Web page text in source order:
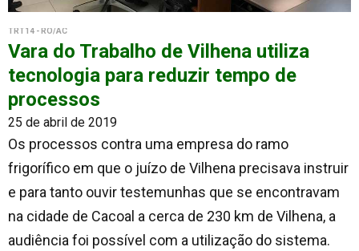
TRT14 - RO/AC
Vara do Trabalho de Vilhena utiliza
tecnologia para reduzir tempo de
processos
25 de abril de 2019
Os processos contra uma empresa do ramo
frigorífico em que o juízo de Vilhena precisava instruir
e para tanto ouvir testemunhas que se encontravam
na cidade de Cacoal a cerca de 230 km de Vilhena, a
audiência foi possível com a utilização do sistema.